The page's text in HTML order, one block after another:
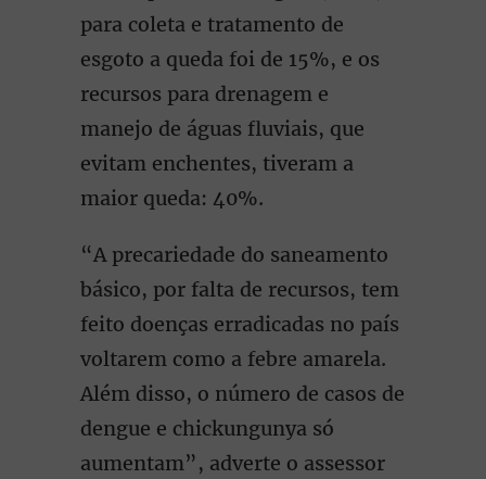
para coleta e tratamento de
esgoto a queda foi de 15%, e os
recursos para drenagem e
manejo de águas fluviais, que
evitam enchentes, tiveram a
maior queda: 40%.
“A precariedade do saneamento
básico, por falta de recursos, tem
feito doenças erradicadas no país
voltarem como a febre amarela.
Além disso, o número de casos de
dengue e chickungunya só
aumentam”, adverte o assessor